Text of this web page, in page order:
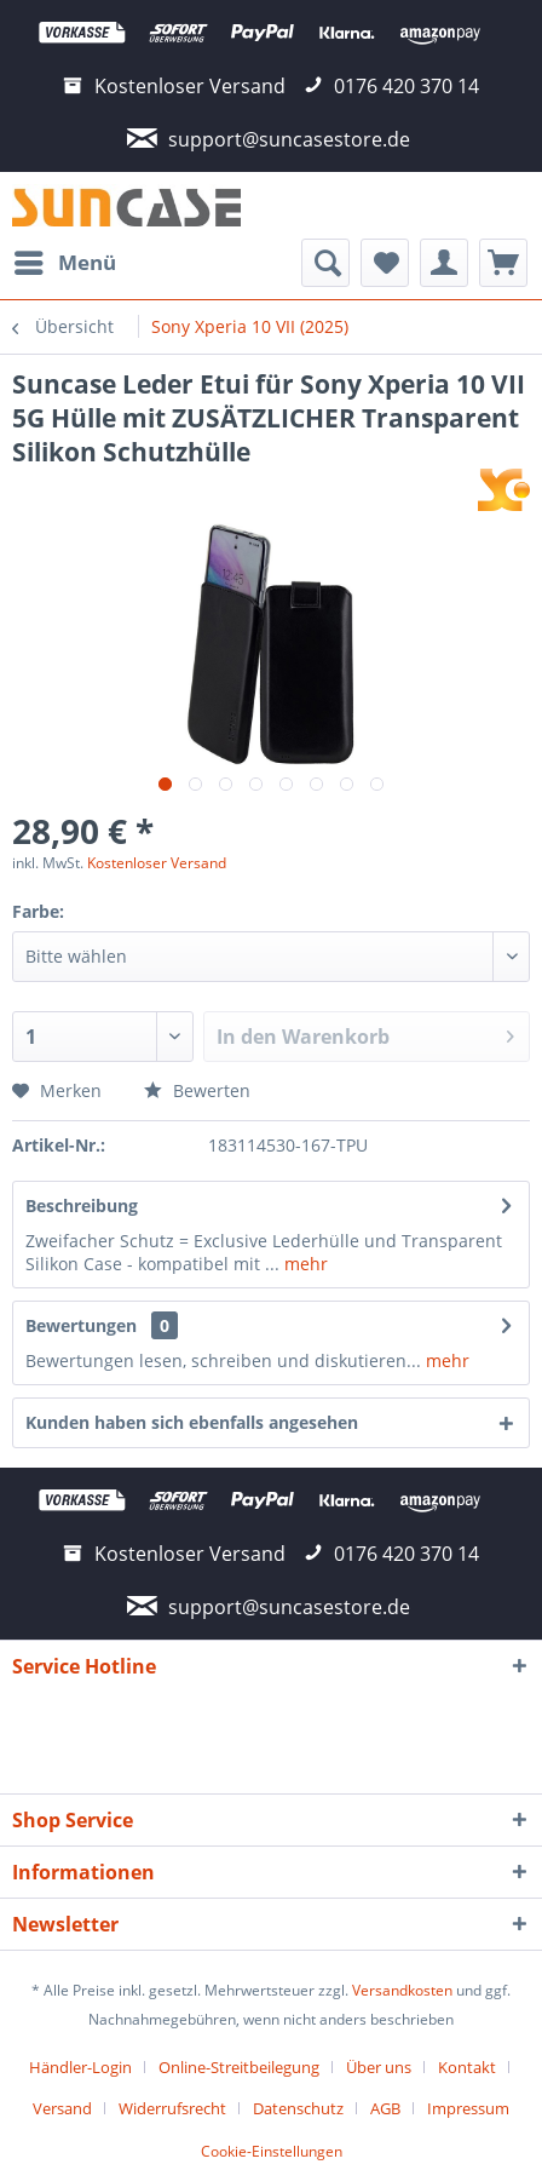
Kostenloser Versand
0176 420 370 14
support@suncasestore.de
Menü
Übersicht Sony Xperia 10 VII (2025)
Suncase Leder Etui für Sony Xperia 10 VII
5G Hülle mit ZUSÄTZLICHER Transparent
Silikon Schutzhülle
28,90 € *
inkl. MwSt. Kostenloser Versand
Farbe:
In den Warenkorb
Merken Bewerten
Artikel-Nr.: 183114530-167-TPU
Beschreibung
Zweifacher Schutz = Exclusive Lederhülle und Transparent
Silikon Case - kompatibel mit ... mehr
Bewertungen
0
Bewertungen lesen, schreiben und diskutieren... mehr
Kunden haben sich ebenfalls angesehen
Kostenloser Versand
0176 420 370 14
support@suncasestore.de
Service Hotline
Shop Service
Informationen
Newsletter
* Alle Preise inkl. gesetzl. Mehrwertsteuer zzgl.Versandkosten und ggf.
Nachnahmegebühren, wenn nicht anders beschrieben
Händler-Login Online-Streitbeilegung Über uns
Kontakt
Versand
Widerrufsrecht Datenschutz AGB Impressum
Cookie-Einstellungen